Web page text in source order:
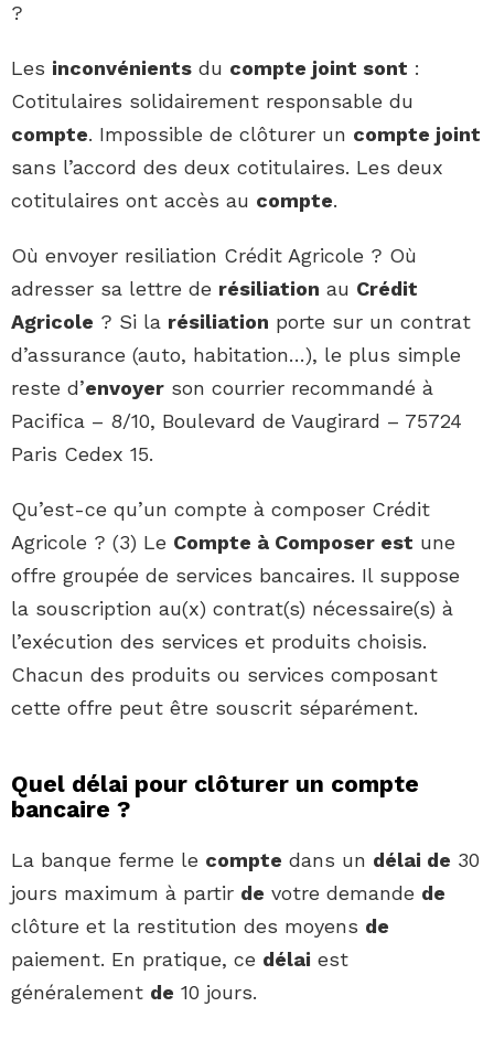
?
Les inconvénients du compte joint sont :
Cotitulaires solidairement responsable du
compte. Impossible de clôturer un compte joint
sans l’accord des deux cotitulaires. Les deux
cotitulaires ont accès au compte.
Où envoyer resiliation Crédit Agricole ? Où
adresser sa lettre de résiliation au Crédit
Agricole ? Si la résiliation porte sur un contrat
d’assurance (auto, habitation…), le plus simple
reste d’envoyer son courrier recommandé à
Pacifica – 8/10, Boulevard de Vaugirard – 75724
Paris Cedex 15.
Qu’est-ce qu’un compte à composer Crédit
Agricole ? (3) Le Compte à Composer est une
offre groupée de services bancaires. Il suppose
la souscription au(x) contrat(s) nécessaire(s) à
l’exécution des services et produits choisis.
Chacun des produits ou services composant
cette offre peut être souscrit séparément.
Quel délai pour clôturer un compte
bancaire ?
La banque ferme le compte dans un délai de 30
jours maximum à partir de votre demande de
clôture et la restitution des moyens de
paiement. En pratique, ce délai est
généralement de 10 jours.